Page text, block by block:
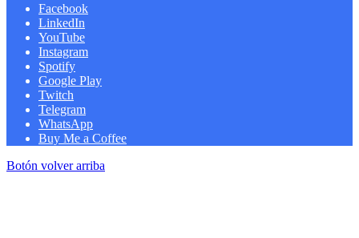
Facebook
LinkedIn
YouTube
Instagram
Spotify
Google Play
Twitch
Telegram
WhatsApp
Buy Me a Coffee
Botón volver arriba